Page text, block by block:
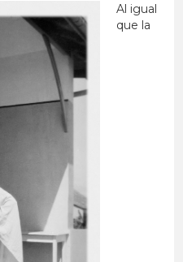
Al igual
que la